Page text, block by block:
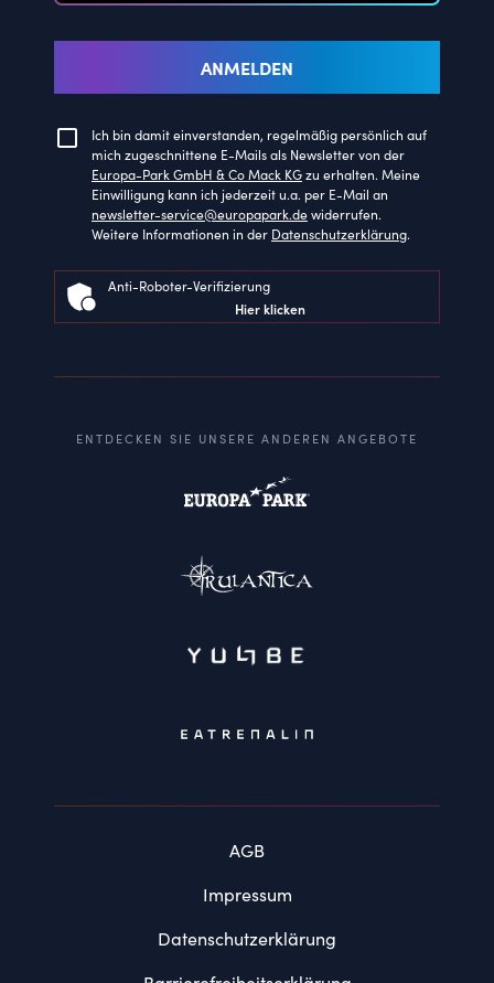
ANMELDEN
Ich bin damit einverstanden, regelmäßig persönlich auf
mich zugeschnittene E-Mails als Newsletter von der
Europa-Park GmbH & Co Mack KGzu erhalten. Meine
Einwilligung kann ich jederzeit u.a. per E-Mail an
newsletter-service@europapark.dewiderrufen.
Weitere Informationen in der Datenschutzerklärung.
Anti-Roboter-Verifizierung
Hier klicken
ENTDECKEN SIE UNSERE ANDEREN ANGEBOTE
AGB
Impressum
Datenschutzerklärung